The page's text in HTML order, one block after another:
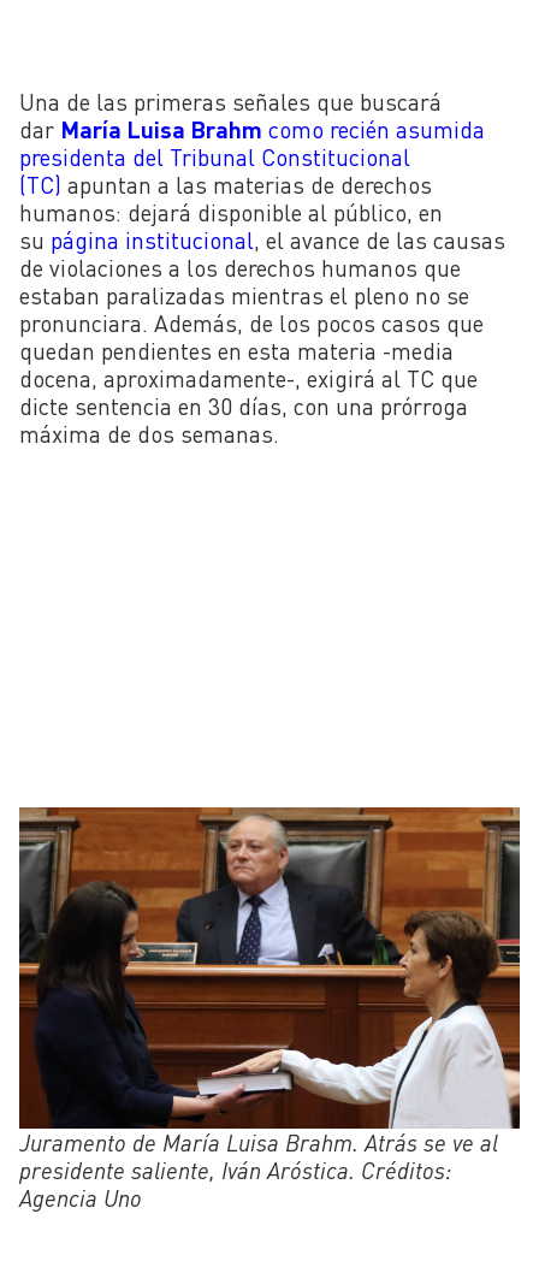
Una de las primeras señales que buscará
dar María Luisa Brahm como recién asumida
presidenta del Tribunal Constitucional
(TC) apuntan a las materias de derechos
humanos: dejará disponible al público, en
su página institucional , el avance de las causas
de violaciones a los derechos humanos que
estaban paralizadas mientras el pleno no se
pronunciara. Además, de los pocos casos que
quedan pendientes en esta materia -media
docena, aproximadamente-, exigirá al TC que
dicte sentencia en 30 días, con una prórroga
máxima de dos semanas.
Juramento de María Luisa Brahm. Atrás se ve al
presidente saliente, Iván Aróstica. Créditos:
Agencia Uno